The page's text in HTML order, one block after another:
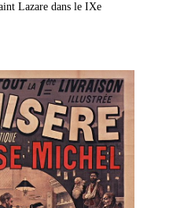
Lazare dans le IXe